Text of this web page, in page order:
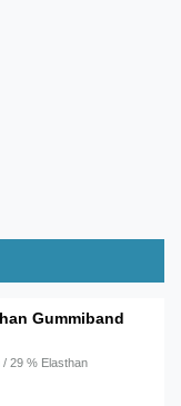
Gummiband
/ 29 % Elasthan